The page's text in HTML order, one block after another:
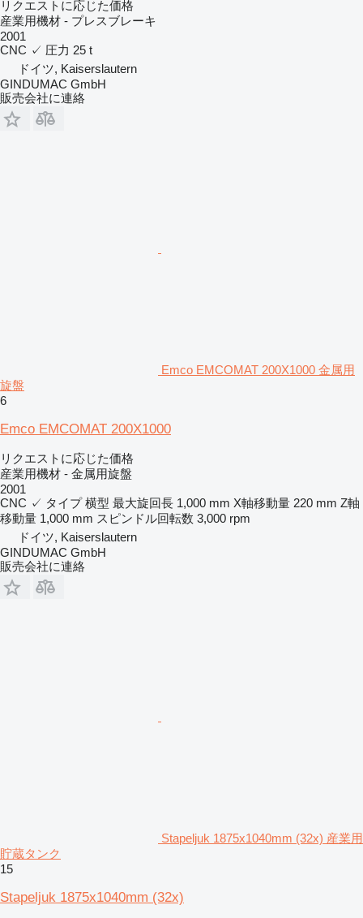
リクエストに応じた価格
産業用機材 - プレスブレーキ
2001
CNC ✓ 圧力 25 t
ドイツ, Kaiserslautern
GINDUMAC GmbH
販売会社に連絡
Emco EMCOMAT 200X1000 金属用
旋盤
6
Emco EMCOMAT 200X1000
リクエストに応じた価格
産業用機材 - 金属用旋盤
2001
CNC ✓ タイプ 横型 最大旋回長 1,000 mm X軸移動量 220 mm Z軸
移動量 1,000 mm スピンドル回転数 3,000 rpm
ドイツ, Kaiserslautern
GINDUMAC GmbH
販売会社に連絡
Stapeljuk 1875x1040mm (32x) 産業用
貯蔵タンク
15
Stapeljuk 1875x1040mm (32x)